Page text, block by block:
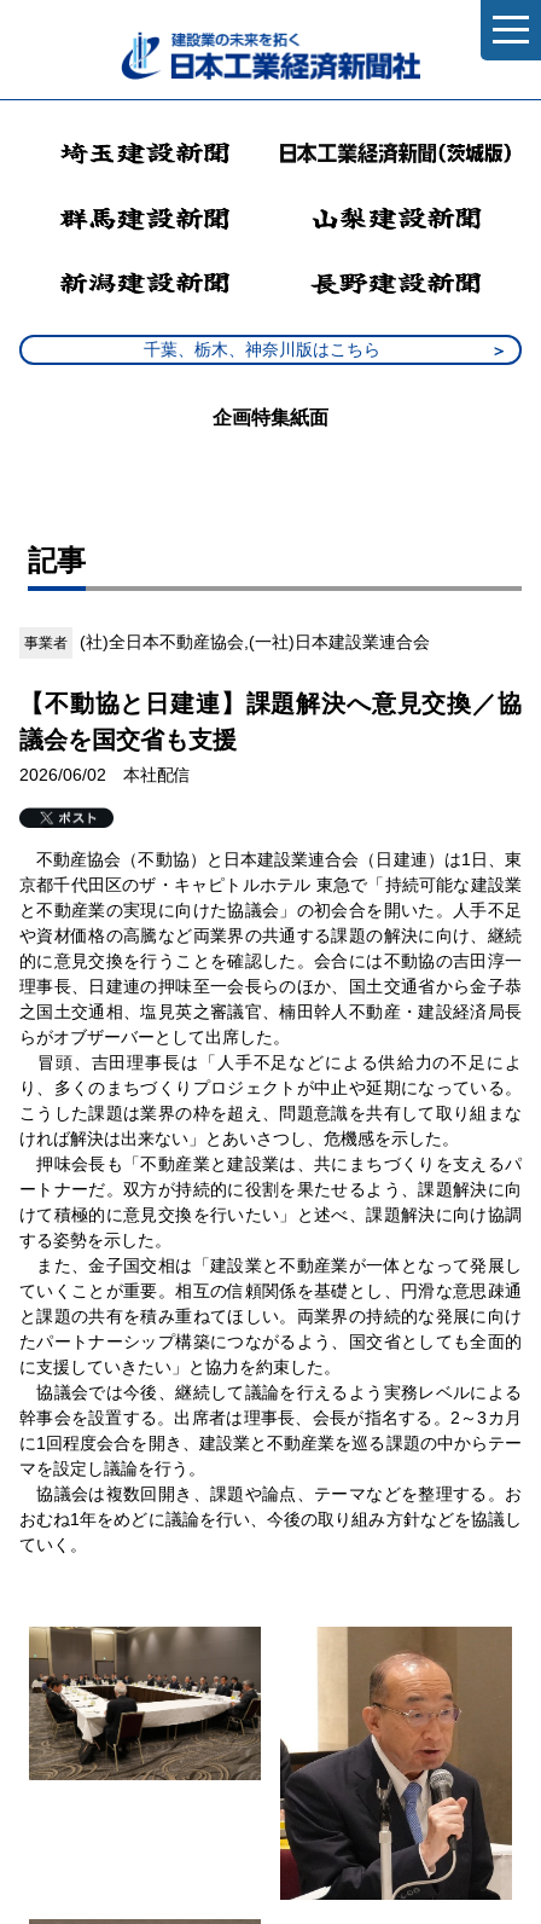
千葉、栃木、神奈川版はこちら
企画特集紙面
記事
事業者 (社)全日本不動産協会,(一社)日本建設業連合会
【不動協と日建連】課題解決へ意見交換／協
議会を国交省も支援
2026/06/02 本社配信
不動産協会（不動協）と日本建設業連合会（日建連）は1日、東
京都千代田区のザ・キャピトルホテル 東急で「持続可能な建設業
と不動産業の実現に向けた協議会」の初会合を開いた。人手不足
や資材価格の高騰など両業界の共通する課題の解決に向け、継続
的に意見交換を行うことを確認した。会合には不動協の吉田淳一
理事長、日建連の押味至一会長らのほか、国土交通省から金子恭
之国土交通相、塩見英之審議官、楠田幹人不動産・建設経済局長
らがオブザーバーとして出席した。
冒頭、吉田理事長は「人手不足などによる供給力の不足によ
り、多くのまちづくりプロジェクトが中止や延期になっている。
こうした課題は業界の枠を超え、問題意識を共有して取り組まな
ければ解決は出来ない」とあいさつし、危機感を示した。
押味会長も「不動産業と建設業は、共にまちづくりを支えるパ
ートナーだ。双方が持続的に役割を果たせるよう、課題解決に向
けて積極的に意見交換を行いたい」と述べ、課題解決に向け協調
する姿勢を示した。
また、金子国交相は「建設業と不動産業が一体となって発展し
ていくことが重要。相互の信頼関係を基礎とし、円滑な意思疎通
と課題の共有を積み重ねてほしい。両業界の持続的な発展に向け
たパートナーシップ構築につながるよう、国交省としても全面的
に支援していきたい」と協力を約束した。
協議会では今後、継続して議論を行えるよう実務レベルによる
幹事会を設置する。出席者は理事長、会長が指名する。2～3カ月
に1回程度会合を開き、建設業と不動産業を巡る課題の中からテー
マを設定し議論を行う。
協議会は複数回開き、課題や論点、テーマなどを整理する。お
おむね1年をめどに議論を行い、今後の取り組み方針などを協議し
ていく。